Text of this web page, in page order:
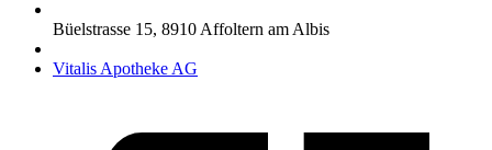
Büelstrasse 15, 8910 Affoltern am Albis
Vitalis Apotheke AG